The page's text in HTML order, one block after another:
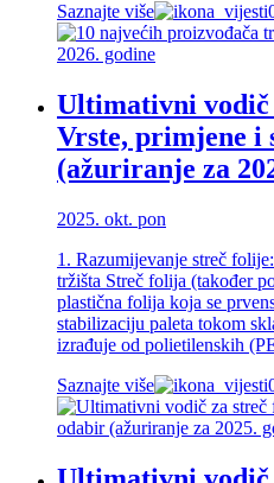
Saznajte više
Ultimativni
Vrste, primjene i
(ažuriranje za
2025. okt. pon
1. Razumijevanje streč
tržišta Streč folija (također
plastična folija koja se
stabilizaciju paleta tokom
izrađuje od polietilenskih
Saznajte više